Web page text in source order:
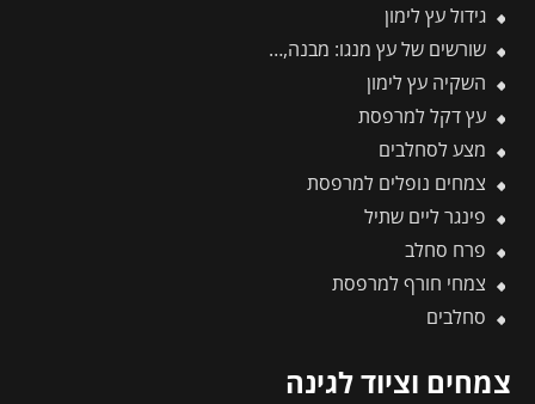
גידול עץ לימון
שורשים של עץ מנגו: מבנה, עומק והסוד למערכת שורשים בריאה ויציבה
השקיה עץ לימון
עץ דקל למרפסת
מצע לסחלבים
צמחים נופלים למרפסת
פינגר ליים שתיל
פרח סחלב
צמחי חורף למרפסת
סחלבים
צמחים וציוד לגינה